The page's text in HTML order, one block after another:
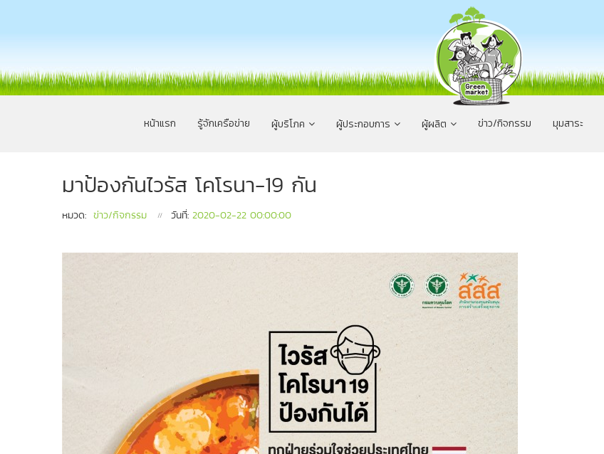
หน้าแรก รู้จักเครือข่าย ผู้บริโภค ผู้ประกอบการ ผู้ผลิต ข่าว/กิจกรรม มุมสาระ
มาป้องกันไวรัส โคโรนา-19 กัน
หมวด: ข่าว/กิจกรรม วันที่: 2020-02-22 00:00:00